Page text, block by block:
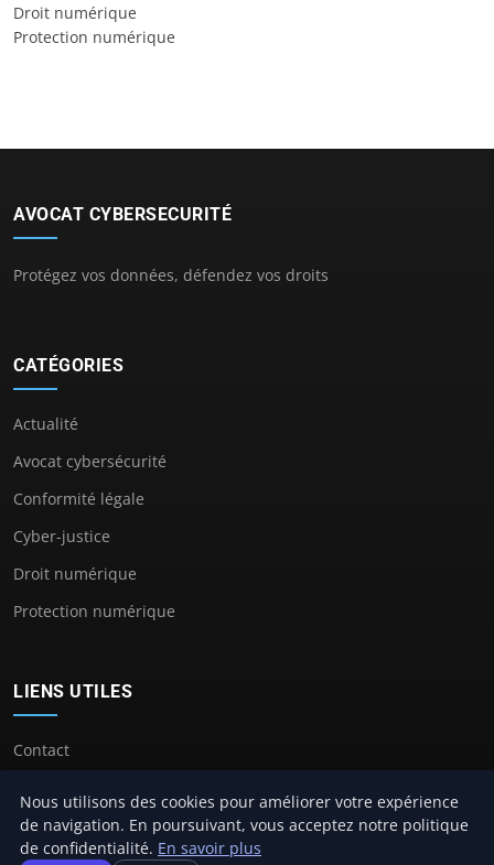
Droit numérique
Protection numérique
AVOCAT CYBERSECURITÉ
Protégez vos données, défendez vos droits
CATÉGORIES
Actualité
Avocat cybersécurité
Conformité légale
Cyber-justice
Droit numérique
Protection numérique
LIENS UTILES
Contact
© 2026 Avocat Cybersecurité. Tous droits réservés.
Nous utilisons des cookies pour améliorer votre expérience
de navigation. En poursuivant, vous acceptez notre politique
de confidentialité. En savoir plus